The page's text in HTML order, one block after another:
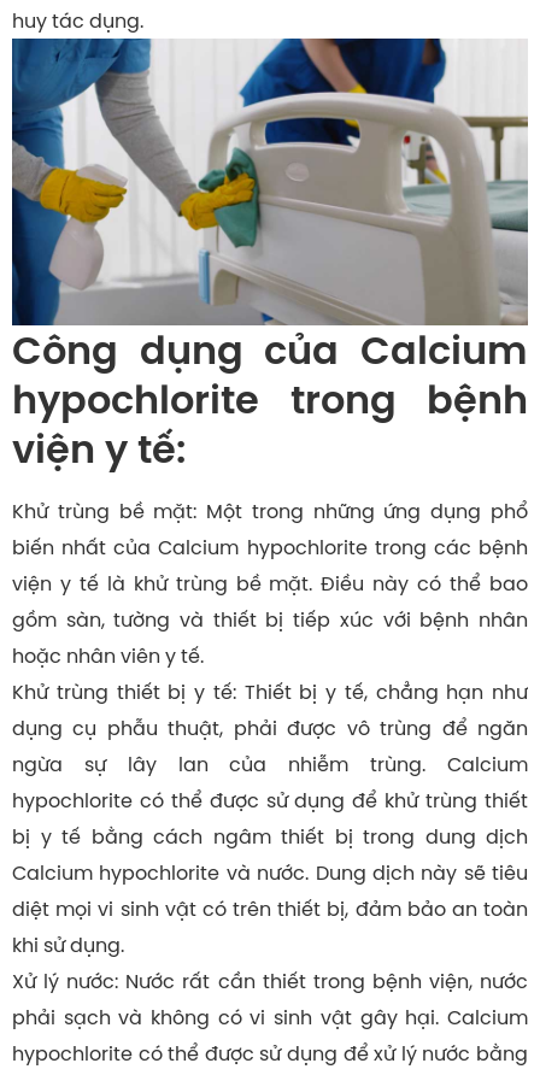
huy tác dụng.
Công dụng của Calcium
hypochlorite trong bệnh
viện y tế:
Khử trùng bề mặt: Một trong những ứng dụng phổ
biến nhất của Calcium hypochlorite trong các bệnh
viện y tế là khử trùng bề mặt. Điều này có thể bao
gồm sàn, tường và thiết bị tiếp xúc với bệnh nhân
hoặc nhân viên y tế.
Khử trùng thiết bị y tế: Thiết bị y tế, chẳng hạn như
dụng cụ phẫu thuật, phải được vô trùng để ngăn
ngừa sự lây lan của nhiễm trùng. Calcium
hypochlorite có thể được sử dụng để khử trùng thiết
bị y tế bằng cách ngâm thiết bị trong dung dịch
Calcium hypochlorite và nước. Dung dịch này sẽ tiêu
diệt mọi vi sinh vật có trên thiết bị, đảm bảo an toàn
khi sử dụng.
Xử lý nước: Nước rất cần thiết trong bệnh viện, nước
phải sạch và không có vi sinh vật gây hại. Calcium
hypochlorite có thể được sử dụng để xử lý nước bằng